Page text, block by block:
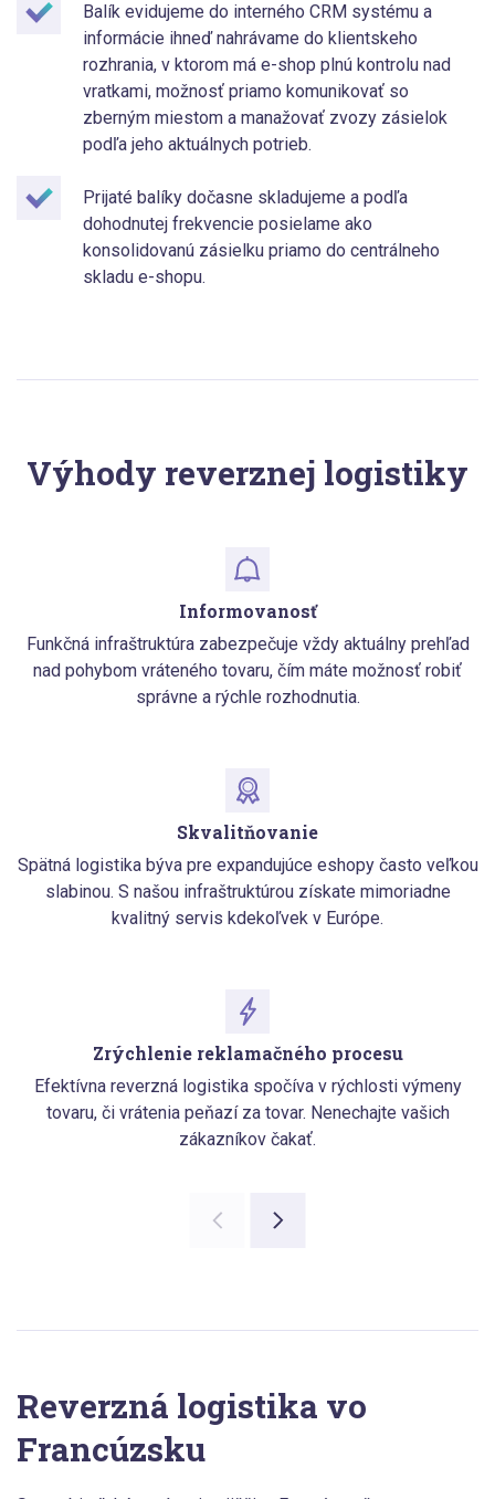
Balík evidujeme do interného CRM systému a
informácie ihneď nahrávame do klientskeho
rozhrania, v ktorom má e-shop plnú kontrolu nad
vratkami, možnosť priamo komunikovať so
zberným miestom a manažovať zvozy zásielok
podľa jeho aktuálnych potrieb.
Prijaté balíky dočasne skladujeme a podľa
dohodnutej frekvencie posielame ako
konsolidovanú zásielku priamo do centrálneho
skladu e-shopu.
Výhody reverznej logistiky
Informovanosť
Funkčná infraštruktúra zabezpečuje vždy aktuálny prehľad
nad pohybom vráteného tovaru, čím máte možnosť robiť
správne a rýchle rozhodnutia.
Skvalitňovanie
Spätná logistika býva pre expandujúce eshopy často veľkou
slabinou. S našou infraštruktúrou získate mimoriadne
kvalitný servis kdekoľvek v Európe.
Zrýchlenie reklamačného procesu
Efektívna reverzná logistika spočíva v rýchlosti výmeny
tovaru, či vrátenia peňazí za tovar. Nenechajte vašich
zákazníkov čakať.
Reverzná logistika vo
Francúzsku